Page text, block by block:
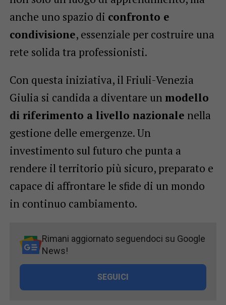
anche uno spazio di confronto e
condivisione, essenziale per costruire una
rete solida tra professionisti.
Con questa iniziativa, il Friuli-Venezia
Giulia si candida a diventare unmodello
di riferimento a livello nazionale nella
gestione delle emergenze. Un
investimento sul futuro che punta a
rendere il territorio più sicuro, preparato e
capace di affrontare le sfide di un mondo
in continuo cambiamento.
Rimani aggiornato seguendoci su Google
News!
SEGUICI